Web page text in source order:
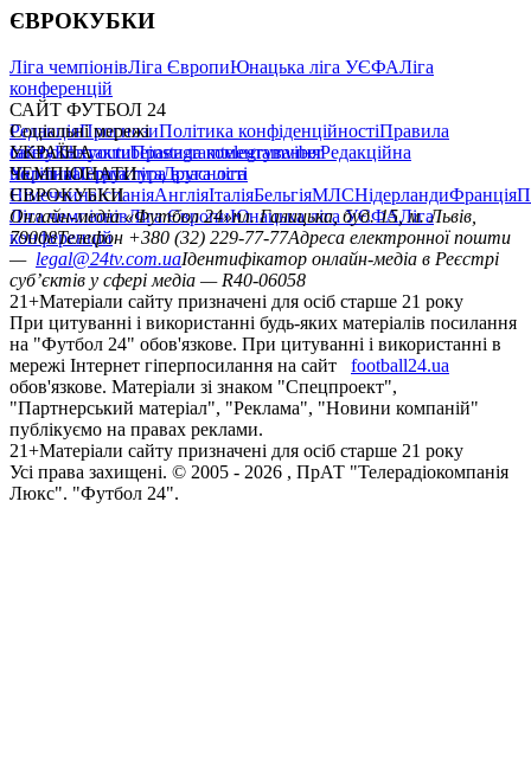
ЄВРОКУБКИ
Ліга чемпіонівЛіга ЄвропиЮнацька ліга УЄФАЛіга
конференцій
САЙТ ФУТБОЛ 24
РедакціяПрогнозиПолітика конфіденційностіПравила
сайтуКонтактиПравила коментуванняРедакційна
політикаСтруктура власності
Соціальні мережі
facebookxyoutubeinstagramtelegramviber
УКРАЇНА
УкраїнаПерша лігаДруга ліга
ЧЕМПІОНАТИ
НімеччинаІспаніяАнгліяІталіяБельгіяМЛСНідерландиФранція
ЄВРОКУБКИ
Ліга чемпіонівЛіга ЄвропиЮнацька ліга УЄФАЛіга
конференцій
Онлайн-медіа «Футбол 24»пл. Галицька, буд. 15, м. Львів,
79008Телефон +380 (32) 229-77-77Адреса електронної пошти
— legal@24tv.com.uaІдентифікатор онлайн-медіа в Реєстрі
суб’єктів у сфері медіа — R40-06058
21+Матеріали сайту призначені для осіб старше 21 року
При цитуванні і використанні будь-яких матеріалів посилання
на "Футбол 24" обов'язкове. При цитуванні і використанні в
мережі Інтернет гіперпосилання на сайт
football24.ua
обов'язкове. Матеріали зі знаком "Спецпроект",
"Партнерський матеріал", "Реклама", "Новини компаній"
публікуємо на правах реклами.
21+Матеріали сайту призначені для осіб старше 21 року
Усi права захищенi. © 2005 - 2026 , ПрАТ "Телерадіокомпанія
Люкс". "Футбол 24".